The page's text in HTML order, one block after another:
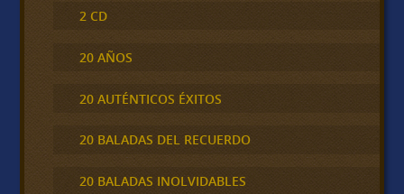
2 CD
20 AÑOS
20 AUTÉNTICOS ÉXITOS
20 BALADAS DEL RECUERDO
20 BALADAS INOLVIDABLES